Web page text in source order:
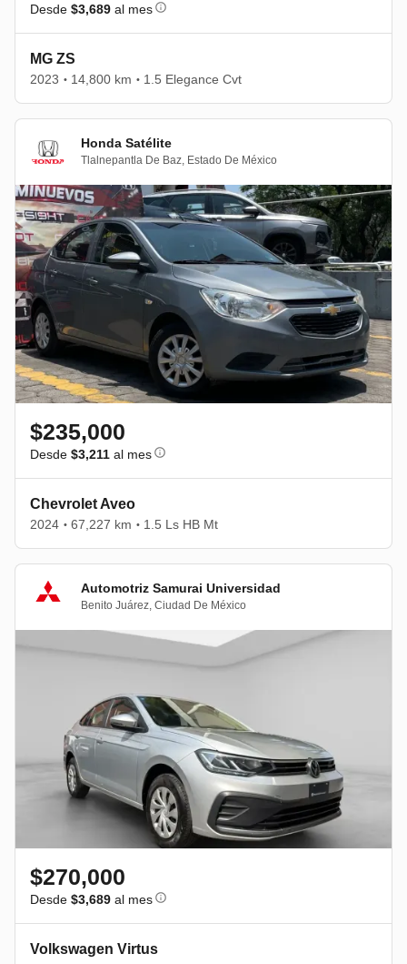
Desde $3,689 al mes
MG ZS
2023 • 14,800 km • 1.5 Elegance Cvt
Honda Satélite
Tlalnepantla De Baz, Estado De México
$235,000
Desde $3,211 al mes
Chevrolet Aveo
2024 • 67,227 km • 1.5 Ls HB Mt
Automotriz Samurai Universidad
Benito Juárez, Ciudad De México
$270,000
Desde $3,689 al mes
Volkswagen Virtus